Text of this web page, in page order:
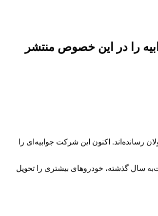
را در این خصوص منتشر
اکنون این شرکت جوابیه‌ای را
و درحال‌حاضر 10 هزار دستگاه بیشتر تولید کرده‌ایم و نسبت‌به سال گذشته، خودروهای بیشتری را تحویل